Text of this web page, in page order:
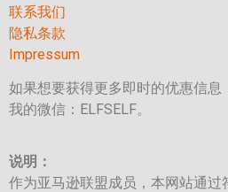
联系我们
隐私条款
Impressum
如果想要获得更多即时的优惠信息
我的微信：ELFSELF。
说明：
作为亚马逊联盟成员，本网站通过